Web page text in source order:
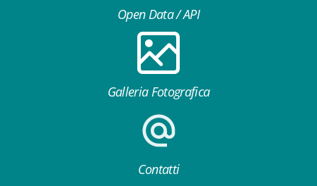
Open Data / API
Galleria Fotografica
Contatti